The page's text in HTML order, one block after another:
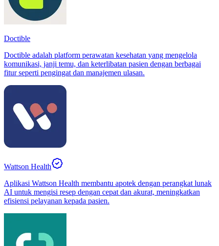
Doctible
Doctible adalah platform perawatan kesehatan yang mengelola
komunikasi, janji temu, dan keterlibatan pasien dengan berbagai
fitur seperti pengingat dan manajemen ulasan.
Wattson Health
Aplikasi Wattson Health membantu apotek dengan perangkat lunak
AI untuk mengisi resep dengan cepat dan akurat, meningkatkan
efisiensi pelayanan kepada pasien.